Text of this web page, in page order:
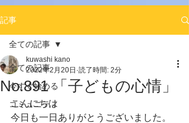
記事
全ての記事
今すぐ始める
コミュニティ
全ての記事
No.891 「子どもの心情」
kuwashi kano
2022年2月20日 読了時間: 2分
こんにちは
今日も一日ありがとうございました。